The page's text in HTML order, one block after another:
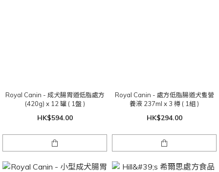
Royal Canin - 成犬腸胃道低脂處方
(420g) x 12 罐 ( 1盤 )
HK$594.00
Royal Canin - 處方低脂腸道犬隻營
養液 237ml x 3 樽 ( 1組 )
HK$294.00